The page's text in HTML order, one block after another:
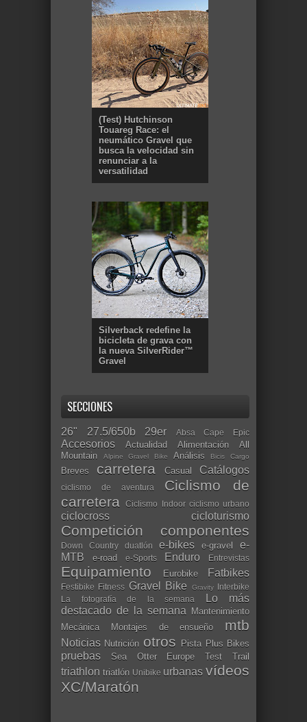
(Test) Hutchinson
Touareg Race: el
neumático Gravel que
busca la velocidad sin
renunciar a la
versatilidad
Silverback redefine la
bicicleta de grava con
la nueva SilverRider™
Gravel
SECCIONES
26" 27.5/650b 29er Absa Cape Epic
Accesorios Actualidad Alimentación
All
Mountain
Alpine Gravel Bike Análisis Bicis Cargo
Breves carretera Casual Catálogos
ciclismo de aventura
Ciclismo de
carretera
Ciclismo Indoor ciclismo urbano
ciclocross cicloturismo
Competición componentes
Down Country duatlón e-bikes e-gravel
e-
MTB
e-road e-Sports Enduro Entrevistas
Equipamiento Eurobike Fatbikes
Festibike Fitness Gravel Bike Gravity Interbike
La fotografía de la semana
Lo más
destacado de la semana Mantenimiento
Mecánica
Montajes de ensueño mtb
Noticias Nutrición otros Pista Plus Bikes
pruebas Sea Otter Europe Test Trail
triathlon triatlón Unibike urbanas vídeos
XC/Maratón